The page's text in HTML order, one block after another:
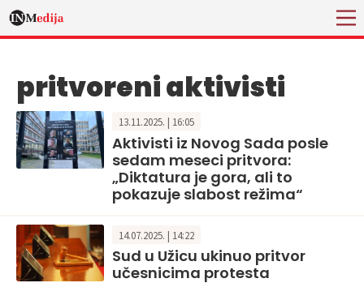
pritvoreni aktivisti
13.11.2025. | 16:05
Aktivisti iz Novog Sada posle
sedam meseci pritvora:
„Diktatura je gora, ali to
pokazuje slabost režima“
14.07.2025. | 14:22
Sud u Užicu ukinuo pritvor
učesnicima protesta